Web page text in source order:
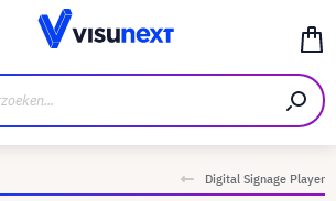
Digital Signage Player